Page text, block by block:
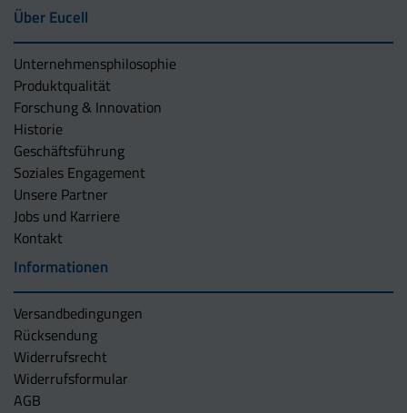
Über Eucell
Unternehmens­philosophie
Produktqualität
Forschung & Innovation
Historie
Geschäftsführung
Soziales Engagement
Unsere Partner
Jobs und Karriere
Kontakt
Informationen
Versandbedingungen
Rücksendung
Widerrufsrecht
Widerrufsformular
AGB